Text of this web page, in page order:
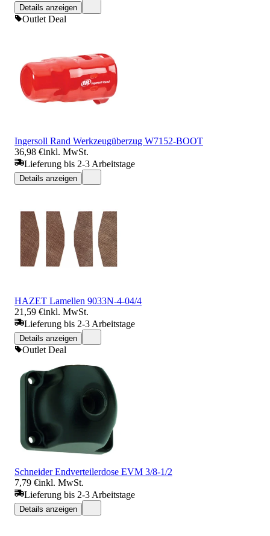
Details anzeigen
Outlet Deal
Ingersoll Rand Werkzeugüberzug W7152-BOOT
36,98 €inkl. MwSt.
Lieferung bis 2-3 Arbeitstage
Details anzeigen
HAZET Lamellen 9033N-4-04/4
21,59 €inkl. MwSt.
Lieferung bis 2-3 Arbeitstage
Details anzeigen
Outlet Deal
Schneider Endverteilerdose EVM 3/8-1/2
7,79 €inkl. MwSt.
Lieferung bis 2-3 Arbeitstage
Details anzeigen